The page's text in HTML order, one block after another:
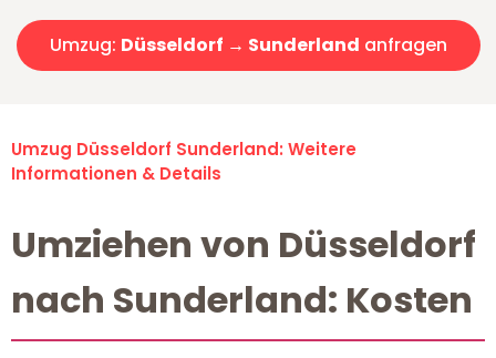
Umzug: Düsseldorf → Sunderland anfragen
Umzug Düsseldorf Sunderland: Weitere
Informationen & Details
Umziehen von Düsseldorf
nach Sunderland: Kosten